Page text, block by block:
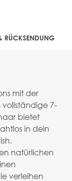
RÜCKSENDUNG
mit der
vollständige 7-
bietet
in dein
natürlichen
verleihen